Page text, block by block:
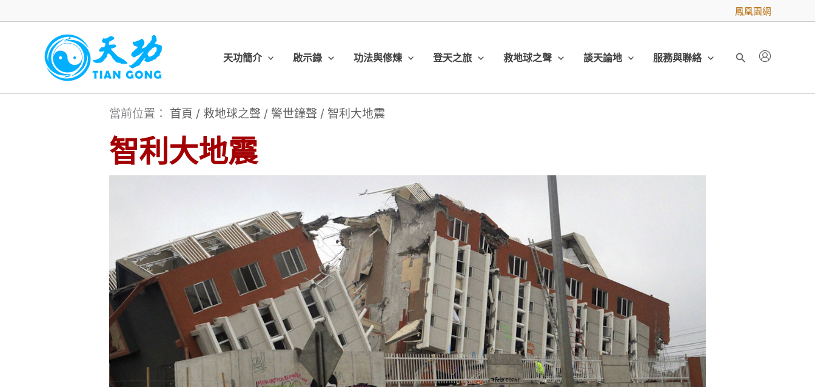
內
鳳凰園網
天功簡介 啟示錄 功法與修煉 登天之旅 救地球之聲 談天論地 服務與聯絡
搜
當前位置： 首頁 / 救地球之聲 / 警世鐘聲 / 智利大地震
智利大地震